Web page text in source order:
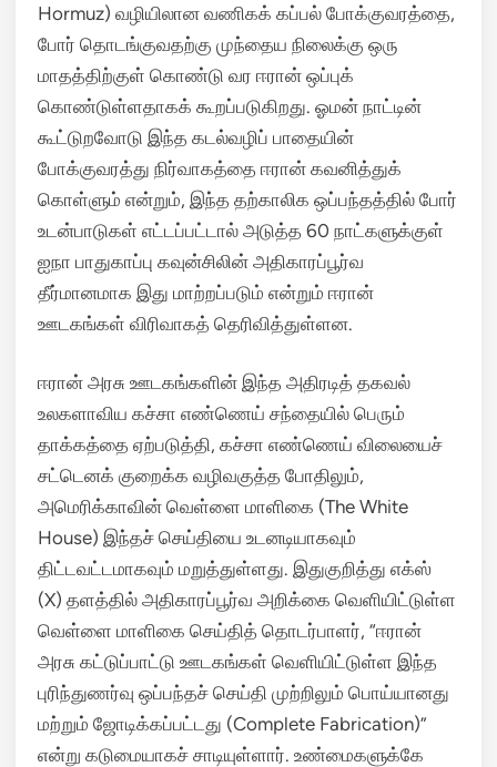
Hormuz) வழியிலான வணிகக் கப்பல் போக்குவரத்தை,
போர் தொடங்குவதற்கு முந்தைய நிலைக்கு ஒரு
மாதத்திற்குள் கொண்டு வர ஈரான் ஒப்புக்
கொண்டுள்ளதாகக் கூறப்படுகிறது. ஓமன் நாட்டின்
கூட்டுறவோடு இந்த கடல்வழிப் பாதையின்
போக்குவரத்து நிர்வாகத்தை ஈரான் கவனித்துக்
கொள்ளும் என்றும், இந்த தற்காலிக ஒப்பந்தத்தில் போர்
உடன்பாடுகள் எட்டப்பட்டால் அடுத்த 60 நாட்களுக்குள்
ஐநா பாதுகாப்பு கவுன்சிலின் அதிகாரப்பூர்வ
தீர்மானமாக இது மாற்றப்படும் என்றும் ஈரான்
ஊடகங்கள் விரிவாகத் தெரிவித்துள்ளன.
ஈரான் அரசு ஊடகங்களின் இந்த அதிரடித் தகவல்
உலகளாவிய கச்சா எண்ணெய் சந்தையில் பெரும்
தாக்கத்தை ஏற்படுத்தி, கச்சா எண்ணெய் விலையைச்
சட்டெனக் குறைக்க வழிவகுத்த போதிலும்,
அமெரிக்காவின் வெள்ளை மாளிகை (The White
House) இந்தச் செய்தியை உடனடியாகவும்
திட்டவட்டமாகவும் மறுத்துள்ளது. இதுகுறித்து எக்ஸ்
(X) தளத்தில் அதிகாரப்பூர்வ அறிக்கை வெளியிட்டுள்ள
வெள்ளை மாளிகை செய்தித் தொடர்பாளர், “ஈரான்
அரசு கட்டுப்பாட்டு ஊடகங்கள் வெளியிட்டுள்ள இந்த
புரிந்துணர்வு ஒப்பந்தச் செய்தி முற்றிலும் பொய்யானது
மற்றும் ஜோடிக்கப்பட்டது (Complete Fabrication)”
என்று கடுமையாகச் சாடியுள்ளார். உண்மைகளுக்கே